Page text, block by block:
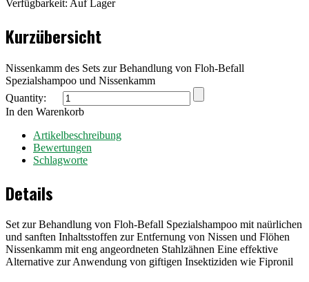
Verfügbarkeit: Auf Lager
Kurzübersicht
Nissenkamm des Sets zur Behandlung von Floh-Befall
Spezialshampoo und Nissenkamm
Quantity:
In den Warenkorb
Artikelbeschreibung
Bewertungen
Schlagworte
Details
Set zur Behandlung von Floh-Befall Spezialshampoo mit naürlichen
und sanften Inhaltsstoffen zur Entfernung von Nissen und Flöhen
Nissenkamm mit eng angeordneten Stahlzähnen Eine effektive
Alternative zur Anwendung von giftigen Insektiziden wie Fipronil